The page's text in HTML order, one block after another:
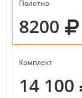
Полотно
8200
Комплект
14 100